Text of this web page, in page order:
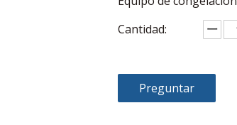
Cantidad:
Preguntar